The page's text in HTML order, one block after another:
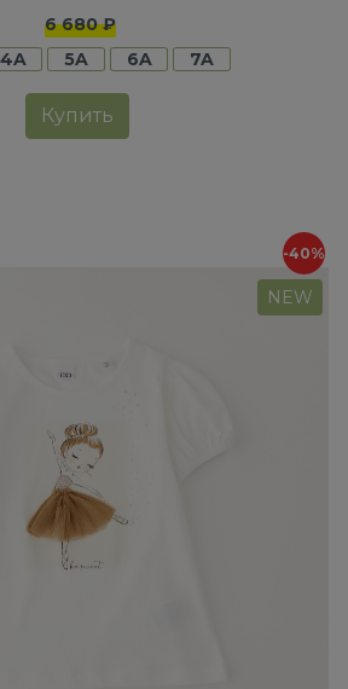
6 680 ₽
4A 5A 6A 7A
Купить
-40%
NEW